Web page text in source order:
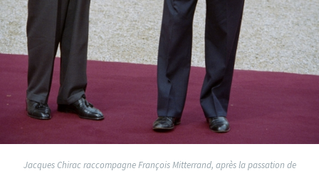
Jacques Chirac raccompagne François Mitterrand, après la passation de